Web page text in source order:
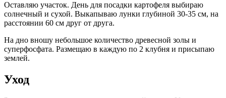
Оставляю участок. День для посадки картофеля выбираю
солнечный и сухой. Выкапываю лунки глубиной 30-35 см, на
расстоянии 60 см друг от друга.
На дно вношу небольшое количество древесной золы и
суперфосфата. Размещаю в каждую по 2 клубня и присыпаю
землей.
Уход